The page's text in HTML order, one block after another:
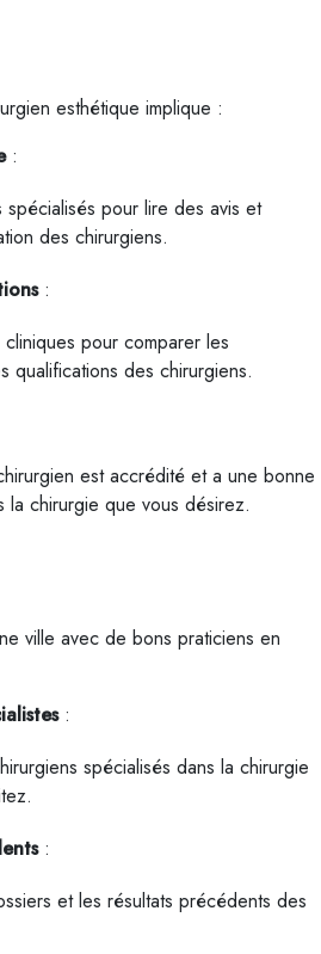
esthétique implique :
:
spécialisés pour lire des avis et
des chirurgiens.
:
pour comparer les
qualifications des chirurgiens.
est accrédité et a une bonne
la chirurgie que vous désirez.
ville avec de bons praticiens en
:
spécialisés dans la chirurgie
:
et les résultats précédents des